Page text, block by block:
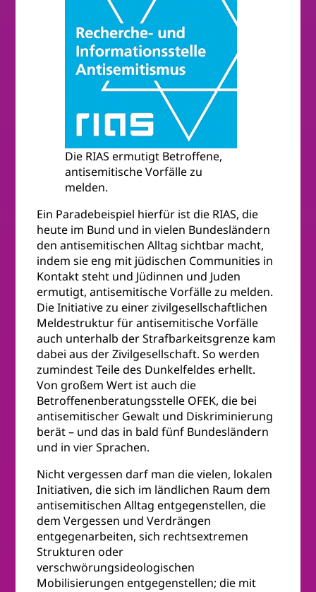
Die RIAS ermutigt Betroffene,
antisemitische Vorfälle zu
melden.
Ein Paradebeispiel hierfür ist die RIAS, die
heute im Bund und in vielen Bundesländern
den antisemitischen Alltag sichtbar macht,
indem sie eng mit jüdischen Communities in
Kontakt steht und Jüdinnen und Juden
ermutigt, antisemitische Vorfälle zu melden.
Die Initiative zu einer zivilgesellschaftlichen
Meldestruktur für antisemitische Vorfälle
auch unterhalb der Strafbarkeitsgrenze kam
dabei aus der Zivilgesellschaft. So werden
zumindest Teile des Dunkelfeldes erhellt.
Von großem Wert ist auch die
Betroffenenberatungsstelle OFEK, die bei
antisemitischer Gewalt und Diskriminierung
berät – und das in bald fünf Bundesländern
und in vier Sprachen.
Nicht vergessen darf man die vielen, lokalen
Initiativen, die sich im ländlichen Raum dem
antisemitischen Alltag entgegenstellen, die
dem Vergessen und Verdrängen
entgegenarbeiten, sich rechtsextremen
Strukturen oder
verschwörungsideologischen
Mobilisierungen entgegenstellen; die mit